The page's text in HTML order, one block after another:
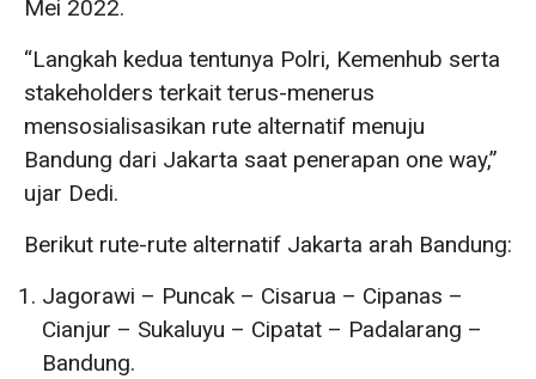
Mei 2022.
“Langkah kedua tentunya Polri, Kemenhub serta
stakeholders terkait terus-menerus
mensosialisasikan rute alternatif menuju
Bandung dari Jakarta saat penerapan one way,”
ujar Dedi.
Berikut rute-rute alternatif Jakarta arah Bandung:
Jagorawi – Puncak – Cisarua – Cipanas –
Cianjur – Sukaluyu – Cipatat – Padalarang –
Bandung.